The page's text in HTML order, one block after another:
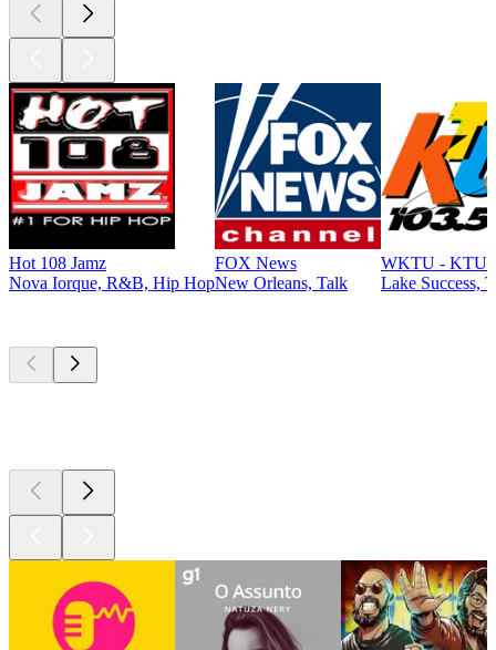
Hot 108 Jamz
Nova Iorque, R&B, Hip Hop
FOX News
New Orleans, Talk
WKTU - KTU
Lake Success,